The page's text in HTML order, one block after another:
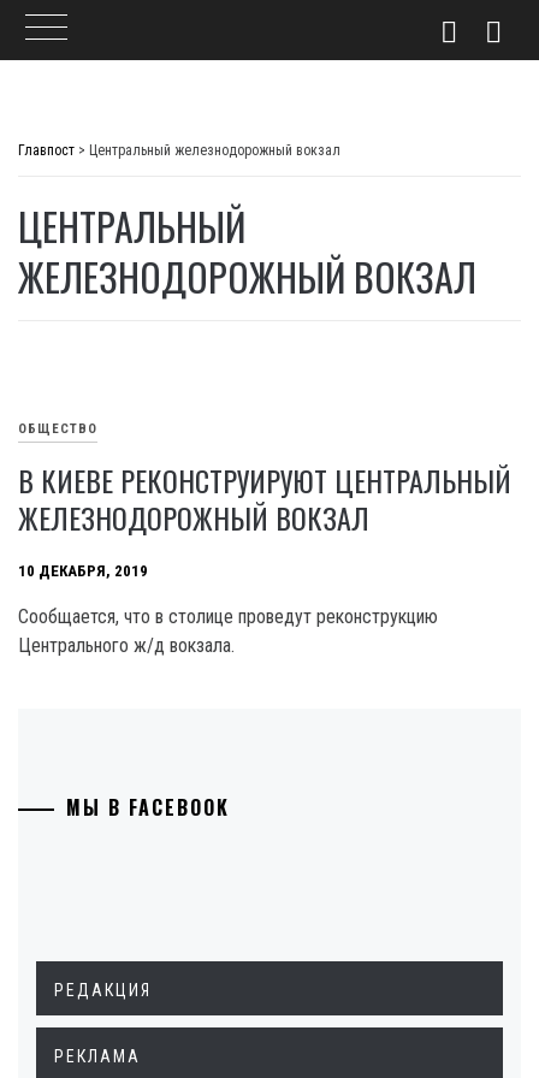
Главпост > Центральный железнодорожный вокзал
ЦЕНТРАЛЬНЫЙ
ЖЕЛЕЗНОДОРОЖНЫЙ ВОКЗАЛ
ОБЩЕСТВО
В КИЕВЕ РЕКОНСТРУИРУЮТ ЦЕНТРАЛЬНЫЙ
ЖЕЛЕЗНОДОРОЖНЫЙ ВОКЗАЛ
10 ДЕКАБРЯ, 2019
Сообщается, что в столице проведут реконструкцию
Центрального ж/д вокзала.
МЫ В FACEBOOK
РЕДАКЦИЯ
РЕКЛАМА